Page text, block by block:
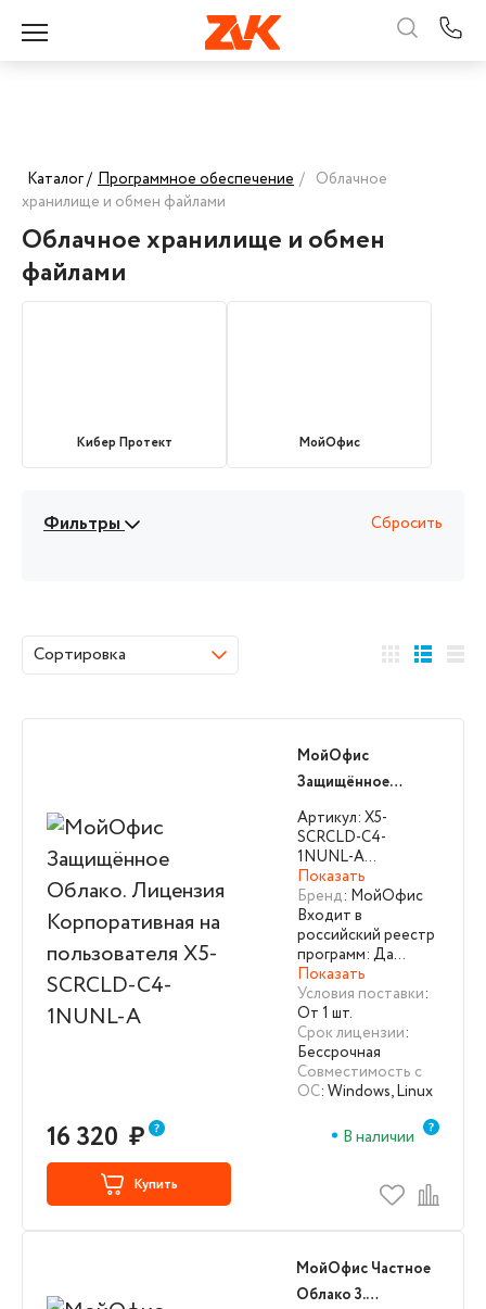
Каталог / Программное обеспечение / Облачное
хранилище и обмен файлами
Облачное хранилище и обмен
файлами
Кибер Протект МойОфис
Сортировка
МойОфис
Защищённое
Облако. Лицензия
Корпоративная на
пользователя X5-
SCRCLD-C4-
1NUNL-A
Артикул: X5-
SCRCLD-C4-
1NUNL-A…
Показать
Бренд: МойОфис
Входит в
российский реестр
программ: Да…
Показать
Условия поставки:
От 1 шт.
Срок лицензии:
Бессрочная
Совместимость с
ОС: Windows, Linux
16 320 ₽ В наличии
Купить
МойОфис Частное
Облако 3.
Фильтры Сбросить